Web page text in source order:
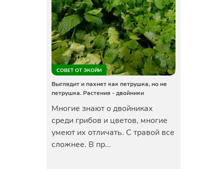
СОВЕТ ОТ ЭКОЙИ
Выглядит и пахнет как петрушка, но не
петрушка. Растения - двойники
Многие знают о двойниках
среди грибов и цветов, многие
умеют их отличать. С травой все
сложнее. В пр...